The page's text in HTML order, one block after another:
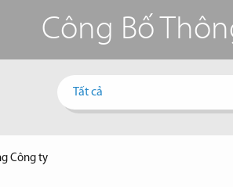
Công Bố
Tất cả
Công ty